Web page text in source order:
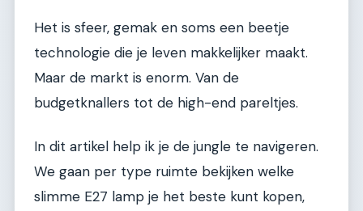
Het is sfeer, gemak en soms een beetje
technologie die je leven makkelijker maakt.
Maar de markt is enorm. Van de
budgetknallers tot de high-end pareltjes.
In dit artikel help ik je de jungle te navigeren.
We gaan per type ruimte bekijken welke
slimme E27 lamp je het beste kunt kopen,